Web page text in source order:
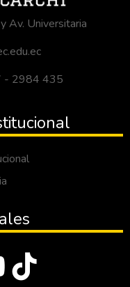
Av. Universitaria
- 2984 435